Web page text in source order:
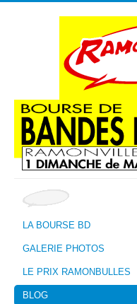
LA BOURSE BD
GALERIE PHOTOS
LE PRIX RAMONBULLES
BLOG